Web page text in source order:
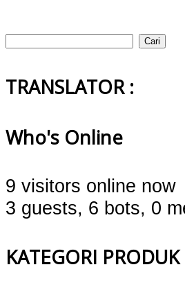
Cari
TRANSLATOR :
Who's Online
9 visitors online now
3 guests, 6 bots, 0
KATEGORI PRODUK